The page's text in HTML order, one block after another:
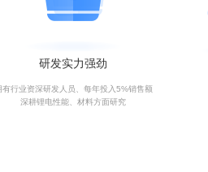
研发实力强劲
有行业资深研发人员、每年投入5%销售额
深耕锂电性能、材料方面研究